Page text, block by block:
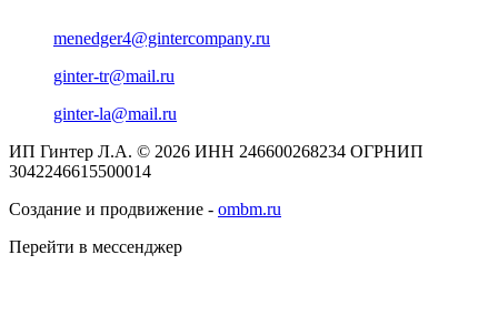
menedger4@gintercompany.ru
ginter-tr@mail.ru
ginter-la@mail.ru
ИП Гинтер Л.А. © 2026 ИНН 246600268234 ОГРНИП
3042246615500014
Создание и продвижение - ombm.ru
Перейти в мессенджер